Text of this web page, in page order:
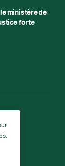
ministère de
forte